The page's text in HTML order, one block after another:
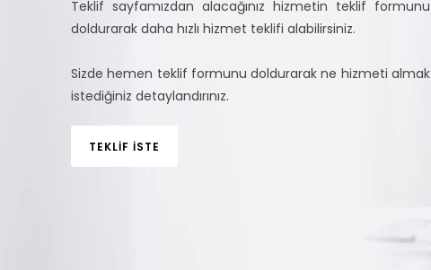
Teklif sayfamızdan alacağınız hizmetin teklif formunu
doldurarak daha hızlı hizmet teklifi alabilirsiniz.
Sizde hemen teklif formunu doldurarak ne hizmeti almak
istediğiniz detaylandırınız.
TEKLİF İSTE